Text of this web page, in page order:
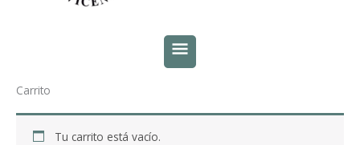
Carrito
Tu carrito está vacío.